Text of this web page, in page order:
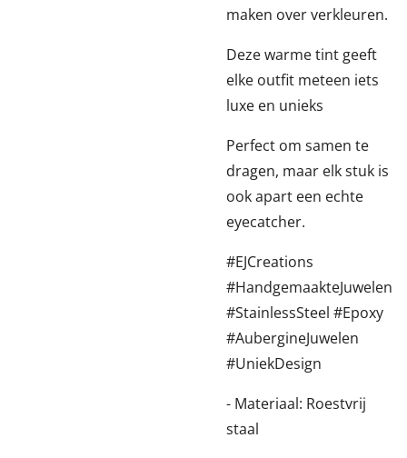
maken over verkleuren.
Deze warme tint geeft
elke outfit meteen iets
luxe en unieks
Perfect om samen te
dragen, maar elk stuk is
ook apart een echte
eyecatcher.
#EJCreations
#HandgemaakteJuwelen
#StainlessSteel #Epoxy
#AubergineJuwelen
#UniekDesign
- Materiaal: Roestvrij
staal